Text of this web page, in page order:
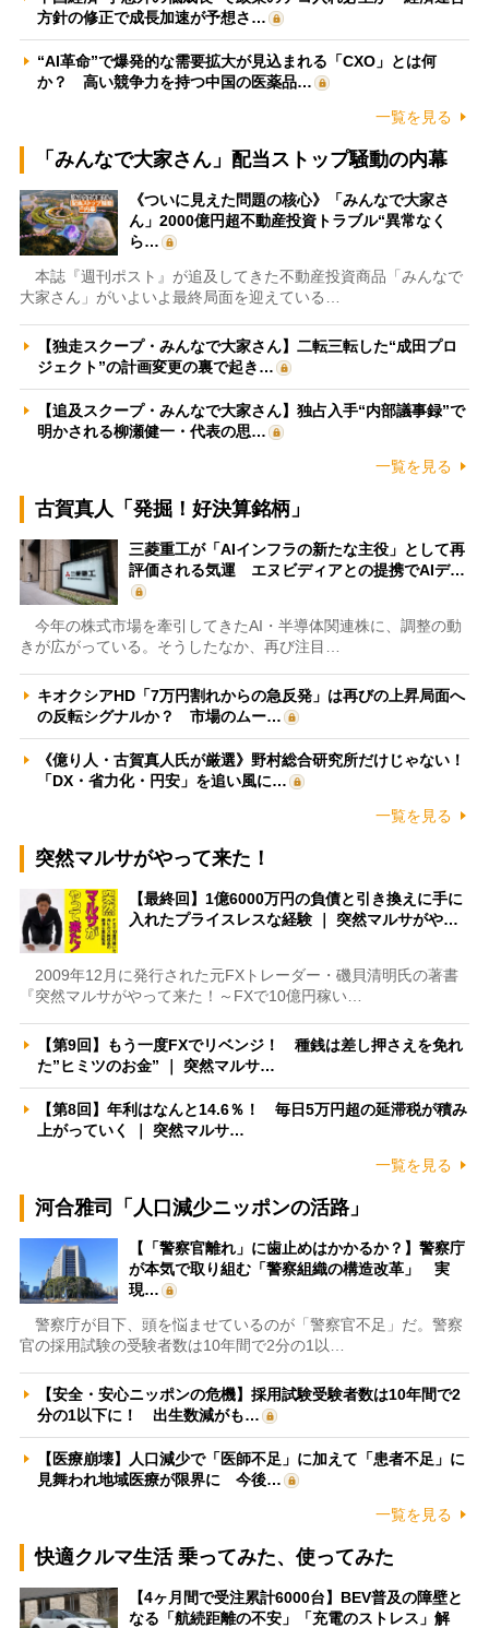
方針の修正で成長加速が予想さ…
“AI革命”で爆発的な需要拡大が見込まれる「CXO」とは何
か？ 高い競争力を持つ中国の医薬品…
一覧を見る
「みんなで大家さん」配当ストップ騒動の内幕
《ついに見えた問題の核心》「みんなで大家さ
ん」2000億円超不動産投資トラブル“異常なく
ら…
本誌『週刊ポスト』が追及してきた不動産投資商品「みんなで
大家さん」がいよいよ最終局面を迎えている…
【独走スクープ・みんなで大家さん】二転三転した“成田プロ
ジェクト”の計画変更の裏で起き…
【追及スクープ・みんなで大家さん】独占入手“内部議事録”で
明かされる柳瀬健一・代表の思…
一覧を見る
古賀真人「発掘！好決算銘柄」
三菱重工が「AIインフラの新たな主役」として再
評価される気運 エヌビディアとの提携でAIデ…
今年の株式市場を牽引してきたAI・半導体関連株に、調整の動
きが広がっている。そうしたなか、再び注目…
キオクシアHD「7万円割れからの急反発」は再びの上昇局面へ
の反転シグナルか？ 市場のムー…
《億り人・古賀真人氏が厳選》野村総合研究所だけじゃない！
「DX・省力化・円安」を追い風に…
一覧を見る
突然マルサがやって来た！
【最終回】1億6000万円の負債と引き換えに手に
入れたプライスレスな経験 ｜ 突然マルサがや…
2009年12月に発行された元FXトレーダー・磯貝清明氏の著書
『突然マルサがやって来た！～FXで10億円稼い…
【第9回】もう一度FXでリベンジ！ 種銭は差し押さえを免れ
た”ヒミツのお金” ｜ 突然マルサ…
【第8回】年利はなんと14.6％！ 毎日5万円超の延滞税が積み
上がっていく ｜ 突然マルサ…
一覧を見る
河合雅司「人口減少ニッポンの活路」
【「警察官離れ」に歯止めはかかるか？】警察庁
が本気で取り組む「警察組織の構造改革」 実
現…
警察庁が目下、頭を悩ませているのが「警察官不足」だ。警察
官の採用試験の受験者数は10年間で2分の1以…
【安全・安心ニッポンの危機】採用試験受験者数は10年間で2
分の1以下に！ 出生数減がも…
【医療崩壊】人口減少で「医師不足」に加えて「患者不足」に
見舞われ地域医療が限界に 今後…
一覧を見る
快適クルマ生活 乗ってみた、使ってみた
【4ヶ月間で受注累計6000台】BEV普及の障壁と
なる「航続距離の不安」「充電のストレス」解